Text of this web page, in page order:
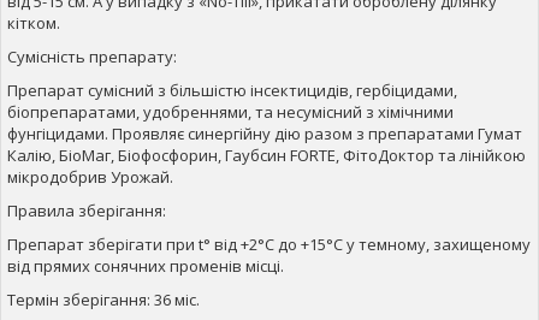
кітком.
Сумісність препарату:
Препарат сумісний з більшістю інсектицидів, гербіцидами,
біопрепаратами, удобреннями, та несумісний з хімічними
фунгіцидами. Проявляє синергійну дію разом з препаратами Гумат
Калію, БіоМаг, Біофосфорин, Гаубсин FORTE, ФітоДоктор та лінійкою
мікродобрив Урожай.
Правила зберігання:
Препарат зберігати при t° від +2°С до +15°С у темному, захищеному
від прямих сонячних променів місці.
Термін зберігання: 36 міс.